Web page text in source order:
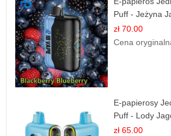
Puff - Jeżyna
Smak Leśnych
zł 70.00
Cena
E-papierosy
Puff - Lody
Smak
zł 65.00